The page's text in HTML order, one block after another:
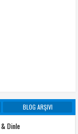
BLOG ARŞIVI
Dinle